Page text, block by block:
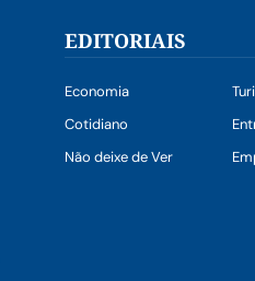
EDITORIAIS
Economia
Cotidiano
Não deixe de Ver